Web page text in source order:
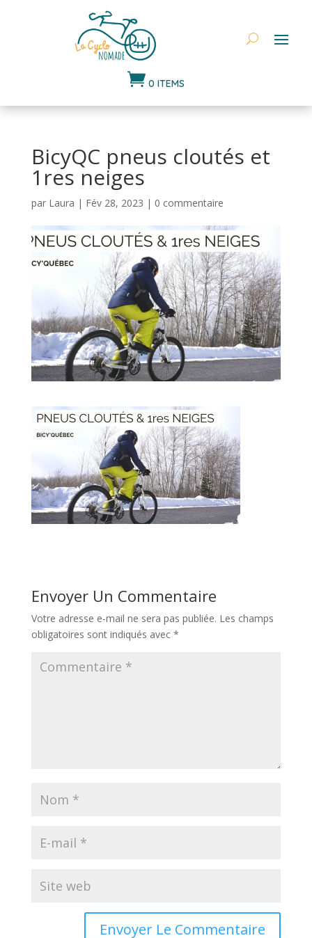
 0 ITEMS
BicyQC pneus cloutés et
1res neiges
par Laura | Fév 28, 2023 | 0 commentaire
Envoyer Un Commentaire
Votre adresse e-mail ne sera pas publiée. Les champs
obligatoires sont indiqués avec *